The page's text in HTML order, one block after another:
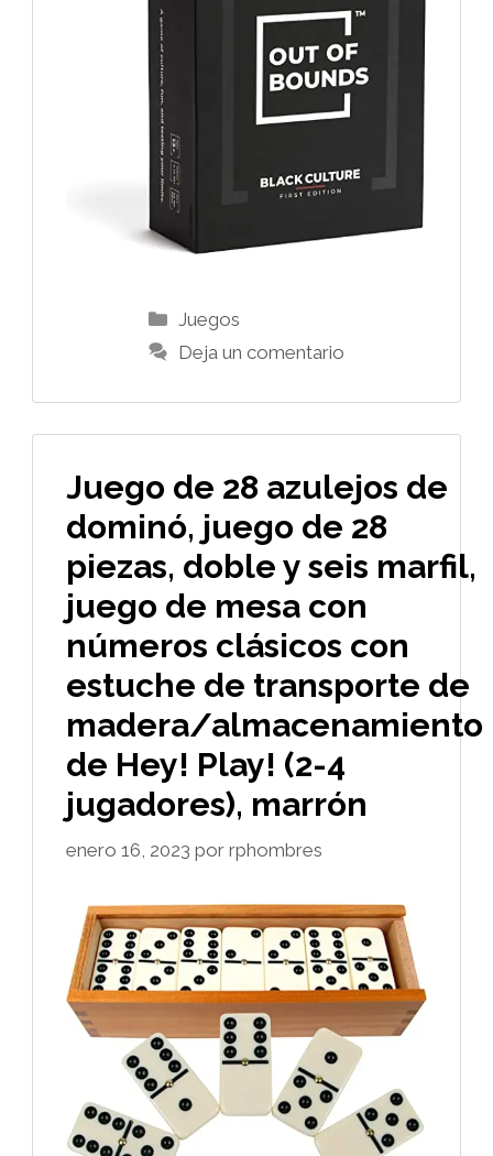
Categorías
Juegos
Deja un comentario
Juego de 28 azulejos de
dominó, juego de 28
piezas, doble y seis marfil,
juego de mesa con
números clásicos con
estuche de transporte de
madera/almacenamiento
de Hey! Play! (2-4
jugadores), marrón
enero 16, 2023 por rphombres